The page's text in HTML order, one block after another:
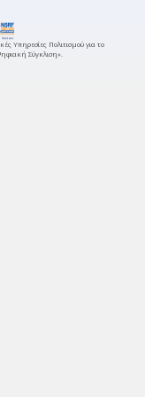
Υπηρεσίες Πολιτισμού για το
Σύγκλιση».